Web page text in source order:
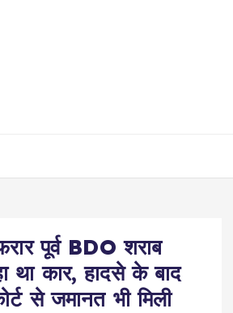
पूर्व BDO शराब
था कार, हादसे के बाद
से जमानत भी मिली